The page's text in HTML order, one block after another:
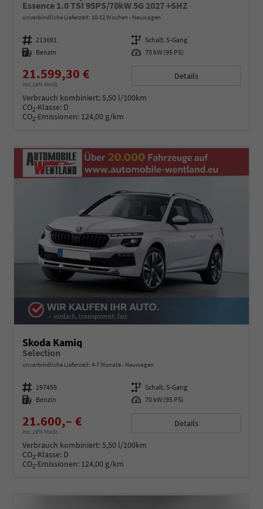
Essence 1.0 TSI 95PS/70kW 5G 2027 +SHZ
unverbindliche Lieferzeit: 10-12 Wochen Neuwagen
Fahrzeugnummer 213691 Getriebe Schalt. 5-Gang
Kraftstoff Benzin Leistung 70 kW (95 PS)
21.599,30 €
incl. 19% MwSt.
Details
Verbrauch kombiniert:5,50 l/100km
CO2-Klasse: D
CO2-Emissionen: 124,00 g/km
Skoda Kamiq
Selection
unverbindliche Lieferzeit: 4-7 Monate Neuwagen
Fahrzeugnummer 197459 Getriebe Schalt. 5-Gang
Kraftstoff Benzin Leistung 70 kW (95 PS)
21.600,– €
incl. 19% MwSt.
Details
Verbrauch kombiniert:5,50 l/100km
CO2-Klasse: D
CO2-Emissionen: 124,00 g/km